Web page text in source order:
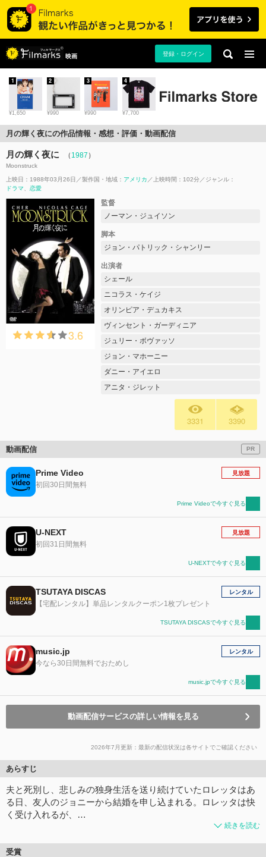
映画 登録・ログイン
¥1,650
1
¥990
2
¥990
3
¥7,700
4
月の輝く夜にの作品情報・感想・評価・動画配信
月の輝く夜に （ 1987 ）
Moonstruck
上映日：1988年03月26日 製作国・地域： アメリカ 上映時間：102分
ジャンル：
ドラマ
恋愛
3.6
監督
ノーマン・ジュイソン
脚本
ジョン・パトリック・シャンリー
出演者
シェール
ニコラス・ケイジ
オリンピア・デュカキス
ヴィンセント・ガーディニア
ジュリー・ボヴァッソ
ジョン・マホーニー
ダニー・アイエロ
アニタ・ジレット
3331 3390
動画配信 PR
Prime Video
初回30日間無料
見放題
Prime Videoで今すぐ見る
U-NEXT
初回31日間無料
見放題
U-NEXTで今すぐ見る
TSUTAYA DISCAS
【宅配レンタル】単品レンタルクーポン1枚プレゼント
レンタル
TSUTAYA DISCASで今すぐ見る
music.jp
今なら30日間無料でおためし
レンタル
music.jpで今すぐ見る
動画配信サービスの詳しい情報を見る
2026年7月更新：最新の配信状況は各サイトでご確認ください
あらすじ
夫と死別し、悲しみの独身生活を送り続けていたロレッタはあ
る日、友人のジョニーから結婚を申し込まれる。ロレッタは快
く受け入れるが、…
続きを読む
受賞